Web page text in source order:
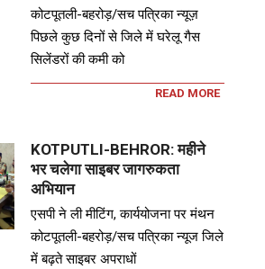
कोटपूतली-बहरोड़/सच पत्रिका न्यूज़
पिछले कुछ दिनों से जिले में घरेलू गैस
सिलेंडरों की कमी को
READ MORE
KOTPUTLI-BEHROR: महीने
भर चलेगा साइबर जागरुकता
अभियान
एसपी ने ली मीटिंग, कार्ययोजना पर मंथन
कोटपूतली-बहरोड़/सच पत्रिका न्यूज जिले
में बढ़ते साइबर अपराधों